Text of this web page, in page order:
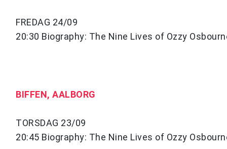
FREDAG 24/09
20:30 Biography: The Nine Lives of Ozzy
BIFFEN, AALBORG
TORSDAG 23/09
20:45 Biography: The Nine Lives of Ozzy